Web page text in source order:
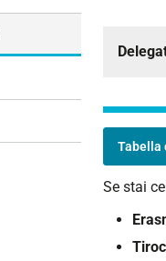
Tabella
Se stai